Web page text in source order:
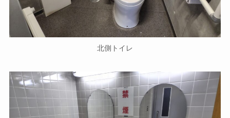
北側トイレ